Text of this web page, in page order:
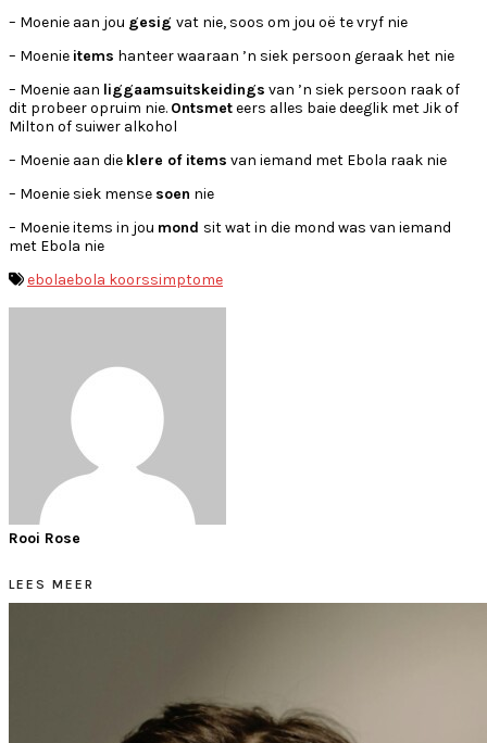
– Moenie aan jou gesig vat nie, soos om jou oë te vryf nie
– Moenie items hanteer waaraan ’n siek persoon geraak het nie
– Moenie aan liggaamsuitskeidings van ’n siek persoon raak of
dit probeer opruim nie. Ontsmeteers alles baie deeglik met Jik of
Milton of suiwer alkohol
– Moenie aan die klere of items van iemand met Ebola raak nie
– Moenie siek mense soen nie
– Moenie items in jou mond sit wat in die mond was van iemand
met Ebola nie
ebolaebola koorssimptome
Rooi Rose
LEES MEER